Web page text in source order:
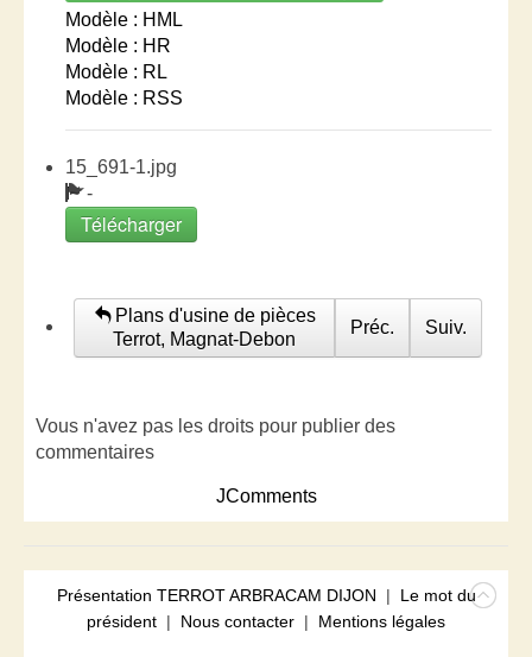
Modèle : HML
Modèle : HR
Modèle : RL
Modèle : RSS
15_691-1.jpg
-
Télécharger
Plans d'usine de pièces
Terrot, Magnat-Debon
Préc. Suiv.
Vous n'avez pas les droits pour publier des
commentaires
JComments
Présentation TERROT ARBRACAM DIJON | Le mot du
président | Nous contacter | Mentions légales